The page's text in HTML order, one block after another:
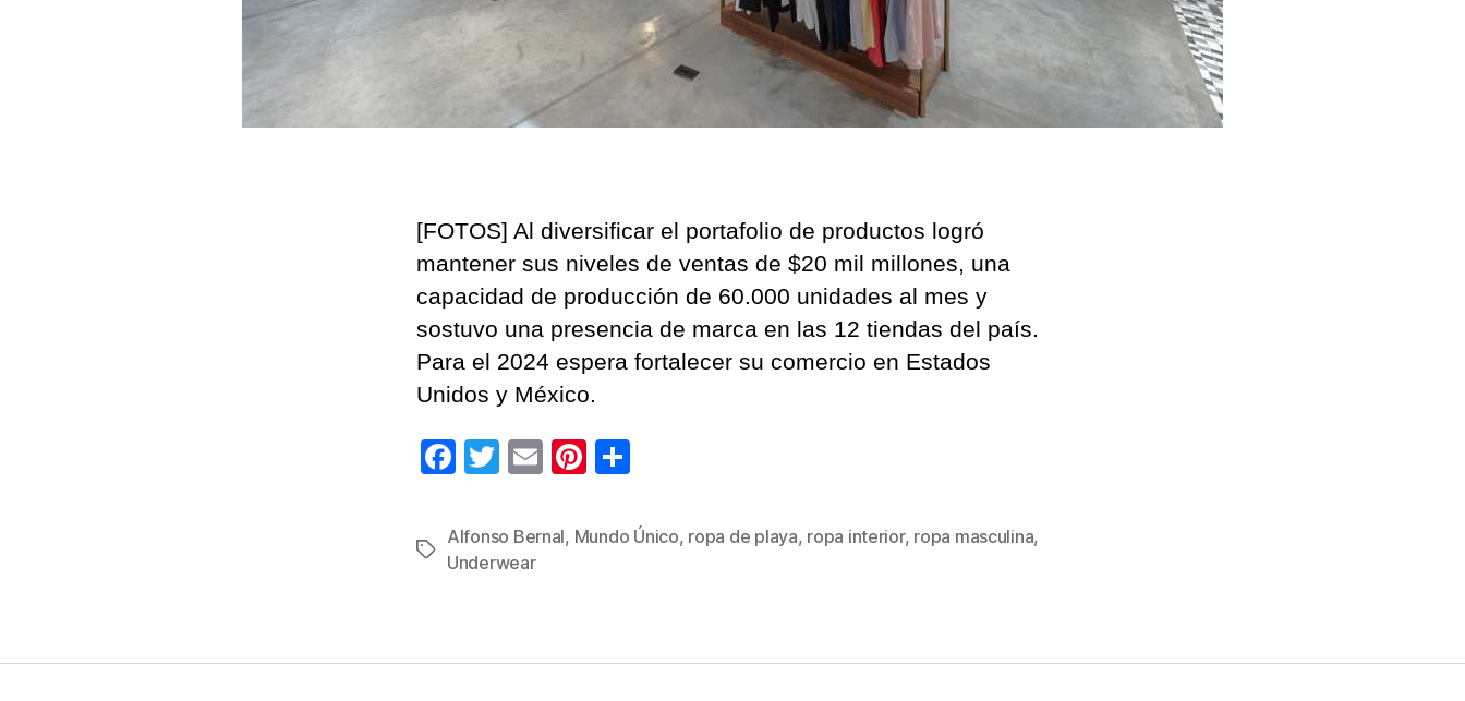
[FOTOS] Al diversificar el portafolio de productos logró
mantener sus niveles de ventas de $20 mil millones, una
capacidad de producción de 60.000 unidades al mes y
sostuvo una presencia de marca en las 12 tiendas del país.
Para el 2024 espera fortalecer su comercio en Estados
Unidos y México.
F
c
e
o
T
tt
er
E
ail
Pi
er m
Etiquetas
Alfonso Bernal, Mundo Único, ropa de playa, ropa interior, ropa masculina,
Underwear